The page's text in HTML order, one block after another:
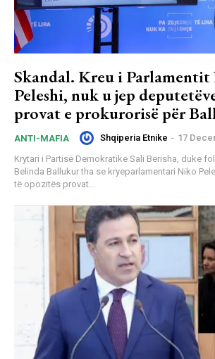
Skandal. Kreu i
Peleshi, nuk u jep
provat e prokurorisë për
ANTI-MAFIA Shqiperia Etnike - 17
Krytari i Partisë Demokratike Sali Berisha, duke
Belinda Ballukur tha se kryeparlamentari Niko
të opozitës provat...